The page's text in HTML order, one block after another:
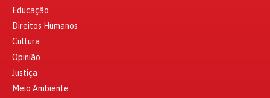
Educação
Direitos Humanos
Cultura
Opinião
Justiça
Meio Ambiente